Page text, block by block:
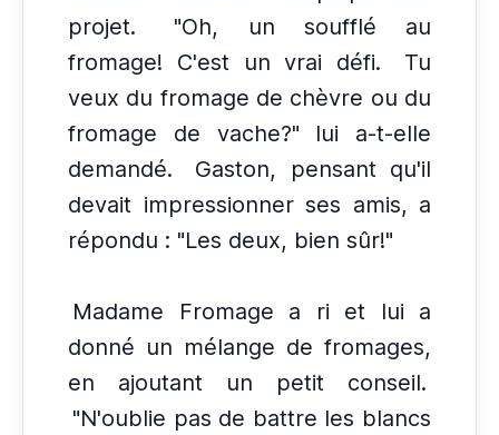
projet.
"Oh, un soufflé au
fromage! C'est un vrai défi.
Tu
veux du fromage de chèvre ou du
fromage de vache?" lui a-t-elle
demandé.
Gaston, pensant qu'il
devait impressionner ses amis, a
répondu : "Les deux, bien sûr!"
Madame Fromage a ri et lui a
donné un mélange de fromages,
en ajoutant un petit conseil.
"N'oublie pas de battre les blancs